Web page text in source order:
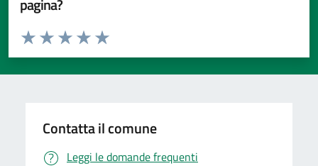
pagina?
Valuta da 1 a 5 stelle la pagina
Valuta 5 stelle su 5
Valuta 4 stelle su 5
Valuta 3 stelle su 5
Valuta 2 stelle su 5
Valuta 1 stelle su 5
Contatta il comune
Leggi le domande frequenti